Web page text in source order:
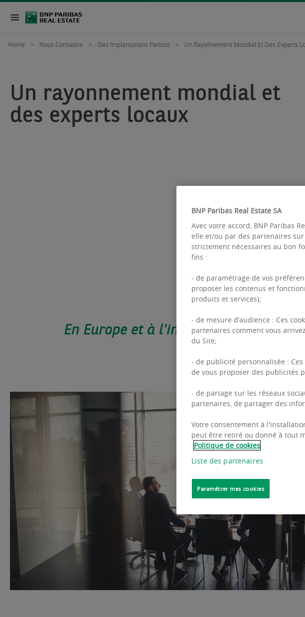
Home Nous Connaitre Des Implantations Partout Un Rayonnement Mondial Et Des Experts
Un rayonnement mondial et
des experts locaux
En Europe et à l'international
BNP Paribas Real Estate SA
Avec votre accord, BNP Paribas
elle et/ou par des partenaires
strictement nécessaires au bon
fins :
- de paramétrage de vos
proposer les contenus et
produits et services);
- de mesure d’audience : Ces
partenaires comment vous
du Site;
- de publicité personnalisée :
de vous proposer des publicités
- de partage sur les réseaux
partenaires, de partager des
Votre consentement à
peut être retiré ou donné à tout
Politique de cookies
Liste des partenaires
Paramétrer mes cookies